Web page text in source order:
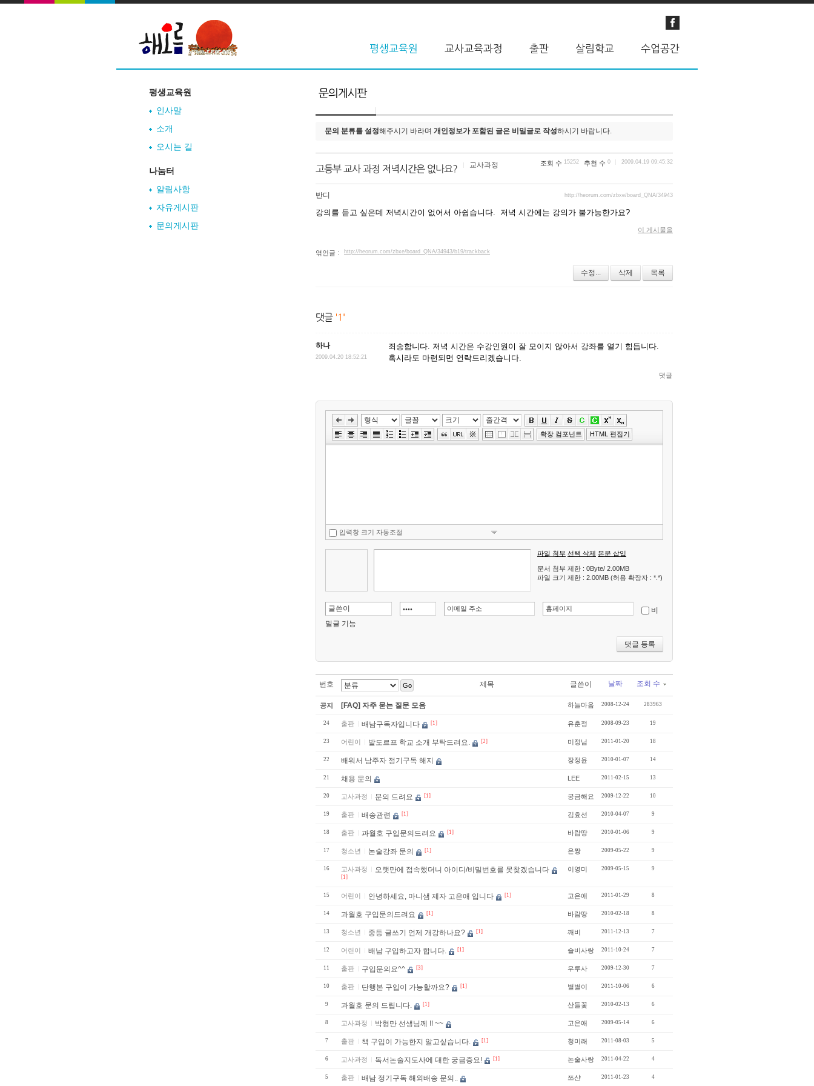
평생교육원
인사말
소개
오시는 길
나눔터
알림사항
자유게시판
문의게시판
문의 분류를 설정해주시기 바라며 개인정보가 포함된 글은 비밀글로 작성하시기 바랍니다.
교사과정 조회 수 15252 추천 수 0 2009.04.19 09:45:32
반디 http://heorum.com/zbxe/board_QNA/34943
강의를 듣고 싶은데 저녁시간이 없어서 아쉽습니다. 저녁 시간에는 강의가 불가능한가요?
이 게시물을
엮인글 : http://heorum.com/zbxe/board_QNA/34943/b19/trackback
수정... 삭제 목록
하나
2009.04.20 18:52:21
죄송합니다. 저녁 시간은 수강인원이 잘 모이지 않아서 강좌를 열기 힘듭니다.
혹시라도 마련되면 연락드리겠습니다.
댓글
도
확장 컴포넌트 HTML 편집기
입력창 크기 자동조절
파일 첨부 선택 삭제 본문 삽입
문서 첨부 제한 : 0Byte/ 2.00MB
파일 크기 제한 : 2.00MB (허용 확장자 : *.*)
비
밀글 기능
번호 Go 제목 글쓴이 날짜 조회 수
공지 [FAQ] 자주 묻는 질문 모음 하늘마음 2008-12-24 283963
24 출판 배남구독자입니다 [1] 유훈정 2008-09-23 19
23 어린이 발도르프 학교 소개 부탁드려요. [2] 미정님 2011-01-20 18
22 배워서 남주자 정기구독 해지 장정윤 2010-01-07 14
21 채용 문의 LEE 2011-02-15 13
20 교사과정 문의 드려요 [1] 궁금해요 2009-12-22 10
19 출판 배송관련 [1] 김효선 2010-04-07 9
18 출판 과월호 구입문의드려요 [1] 바람땅 2010-01-06 9
17 청소년 논술강좌 문의 [1] 은짱 2009-05-22 9
16 교사과정 오랫만에 접속했더니 아이디/비밀번호를 못찾겠습니다
[1]
이영미 2009-05-15 9
15 어린이 안녕하세요, 마니샘 제자 고은애 입니다 [1] 고은애 2011-01-29 8
14 과월호 구입문의드려요 [1] 바람땅 2010-02-18 8
13 청소년 중등 글쓰기 언제 개강하나요? [1] 깨비 2011-12-13 7
12 어린이 배남 구입하고자 합니다. [1] 슬비사랑 2011-10-24 7
11 출판 구입문의요^^ [3] 우루사 2009-12-30 7
10 출판 단행본 구입이 가능할까요? [1] 별별이 2011-10-06 6
9 과월호 문의 드립니다. [1] 산들꽃 2010-02-13 6
8 교사과정 박형만 선생님께 !! ~~ 고은애 2009-05-14 6
7 출판 책 구입이 가능한지 알고싶습니다. [1] 청미래 2011-08-03 5
6 교사과정 독서논술지도사에 대한 궁금증요! [1] 논술사랑 2011-04-22 4
5 출판 배남 정기구독 해외배송 문의.. 쯔샨 2011-01-23 4